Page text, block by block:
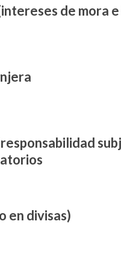
de mora
en divisas)